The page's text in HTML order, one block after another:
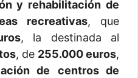
y rehabilitación de
recreativas, que
, la destinada al
, de 255.000 euros,
de
centros de